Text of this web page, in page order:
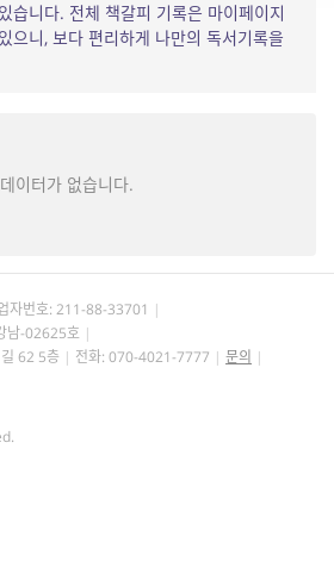
습니다. 전체 책갈피 기록은 마이페이지
으니, 보다 편리하게 나만의 독서기록을
데이터가 없습니다.
자번호: 211-88-33701
남-02625호
62 5층
전화: 070-4021-7777
문의